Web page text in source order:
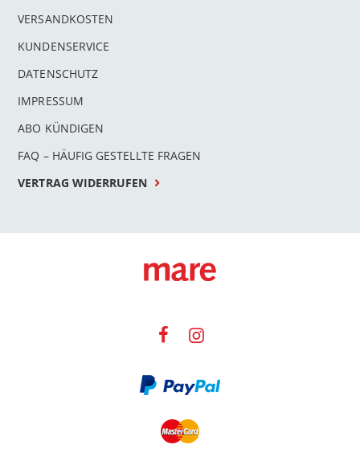
VERSANDKOSTEN
KUNDENSERVICE
DATENSCHUTZ
IMPRESSUM
ABO KÜNDIGEN
FAQ – HÄUFIG GESTELLTE FRAGEN
VERTRAG WIDERRUFEN